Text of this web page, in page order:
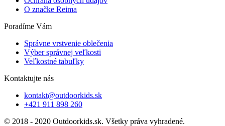
O značke Reima
Poradíme Vám
Správne vrstvenie oblečenia
Výber správnej veľkosti
Veľkostné tabuľky
Kontaktujte nás
kontakt@outdoorkids.sk
+421 911 898 260
© 2018 - 2020 Outdoorkids.sk. Všetky práva vyhradené.